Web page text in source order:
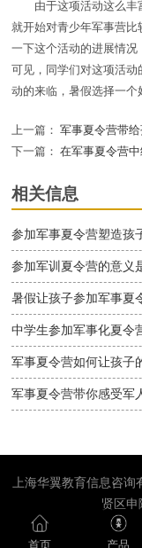
由于这项活动这么丰
就开始对青少年军事营
一下这个活动的进展情况
可见，同学们对这项活
动的来临，暑假选择一个
上一篇： 军事夏令营带
下一篇： 在军事夏令营
相关信息
参加军事夏令营塑造孩
参加军训夏令营的意义
暑假让孩子参加军事夏
中学生参加军事化夏令
军事夏令营如何让孩子
军事夏令营带你感受军
上海华翼教育信息咨询
贤区申
首页 产品